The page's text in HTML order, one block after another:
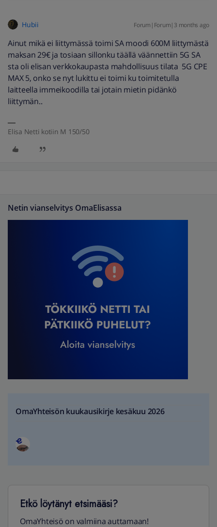
Hubii Forum|Forum|3 months ago
Ainut mikä ei liittymässä toimi SA moodi 600M liittymästä
maksan 29€ ja tosiaan sillonku täällä väännettiin 5G SA
sta oli elisan verkkokaupasta mahdollisuus tilata 5G CPE
MAX 5, onko se nyt lukittu ei toimi ku toimitetulla
laitteella immeikoodilla tai jotain mietin pidänkö
liittymän..
Elisa Netti kotiin M 150/50
Netin vianselvitys OmaElisassa
OmaYhteisön kuukausikirje kesäkuu 2026
Etkö löytänyt etsimääsi?
OmaYhteisö on valmiina auttamaan!